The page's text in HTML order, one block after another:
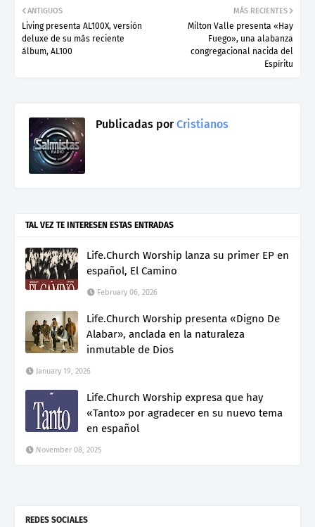
MÁS RECIENTES
Milton Valle presenta «Hay
Fuego», una alabanza
congregacional nacida del
Espíritu
ANTIGUOS
Living presenta AL100X, versión
deluxe de su más reciente
álbum, AL100
Publicadas porCristianos
TAL VEZ TE INTERESEN ESTAS ENTRADAS
Life.Church Worship lanza su primer EP en
español, El Camino
February 06, 2026
Life.Church Worship presenta «Digno De
Alabar», anclada en la naturaleza
inmutable de Dios
January 19, 2026
Life.Church Worship expresa que hay
«Tanto» por agradecer en su nuevo tema
en español
November 08, 2025
REDES SOCIALES